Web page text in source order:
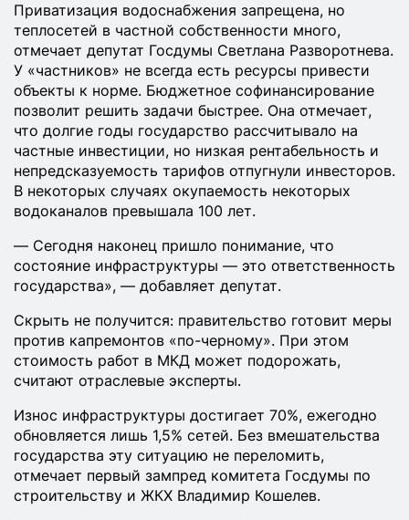
Приватизация водоснабжения запрещена, но
теплосетей в частной собственности много,
отмечает депутат Госдумы Светлана Разворотнева.
У «частников» не всегда есть ресурсы привести
объекты к норме. Бюджетное софинансирование
позволит решить задачи быстрее. Она отмечает,
что долгие годы государство рассчитывало на
частные инвестиции, но низкая рентабельность и
непредсказуемость тарифов отпугнули инвесторов.
В некоторых случаях окупаемость некоторых
водоканалов превышала 100 лет.
— Сегодня наконец пришло понимание, что
состояние инфраструктуры — это ответственность
государства», — добавляет депутат.
Скрыть не получится: правительство готовит меры
против капремонтов «по-черному». При этом
стоимость работ в МКД может подорожать,
считают отраслевые эксперты.
Износ инфраструктуры достигает 70%, ежегодно
обновляется лишь 1,5% сетей. Без вмешательства
государства эту ситуацию не переломить,
отмечает первый зампред комитета Госдумы по
строительству и ЖКХ Владимир Кошелев.